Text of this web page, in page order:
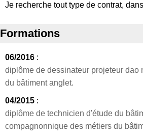
Je recherche tout type de contrat,
Formations
06/2016 :
diplôme de dessinateur projeteur
du bâtiment anglet.
04/2015 :
diplôme de technicien d'étude du
compagnonnique des métiers du